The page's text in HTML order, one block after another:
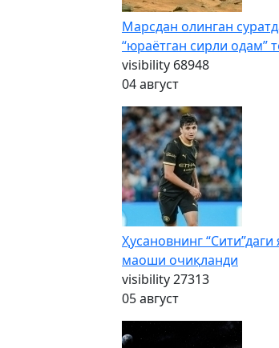
Марсдан олинган
“юраётган сирли одам”
visibility 68948
04 август
Ҳусановнинг “Сити”даги
маоши очиқланди
visibility27313
05 август